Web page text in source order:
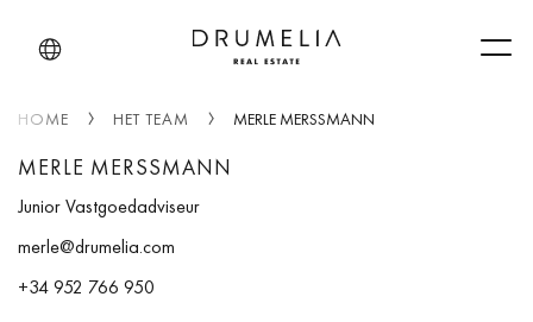
HOME HET TEAM MERLE MERSSMANN
MERLE MERSSMANN
Junior Vastgoedadviseur
merle@drumelia.com
+34 952 766 950